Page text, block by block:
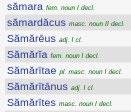
sămara fem. noun I decl.
sămardăcus masc. noun II decl.
Sămărēus adj. I cl.
Sămărĭa fem. noun I decl.
Sămărītae pl. masc. noun I decl.
Sămărītānus adj. I cl.
Sămărītes masc. noun I decl.